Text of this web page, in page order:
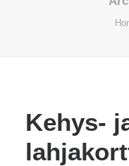
Kehys-